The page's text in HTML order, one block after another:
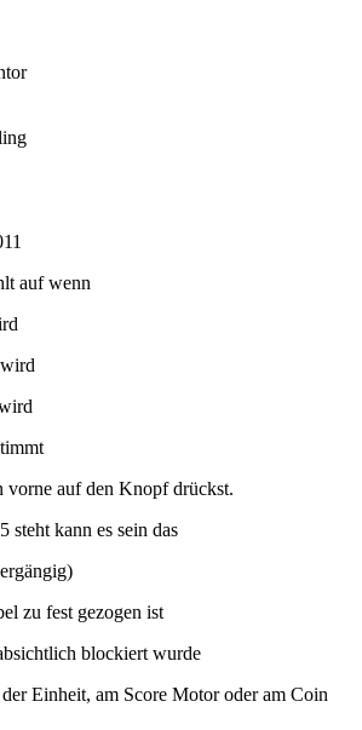
auf wenn
vorne auf den Knopf drückst.
steht kann es sein das
zu fest gezogen ist
blockiert wurde
Einheit, am Score Motor oder am Coin